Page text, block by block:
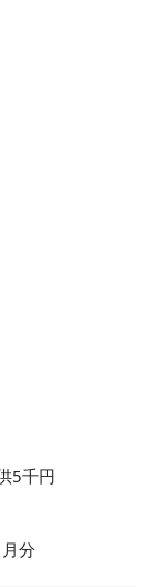
に力を入れてい
5千円
分